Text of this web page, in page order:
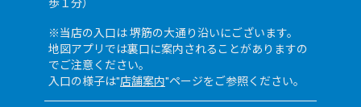
※当店の入口は 堺筋の大通り沿いにございます。
地図アプリでは裏口に案内されることがありますの
でご注意ください。
入口の様子は"店舗案内"ページをご参照ください。